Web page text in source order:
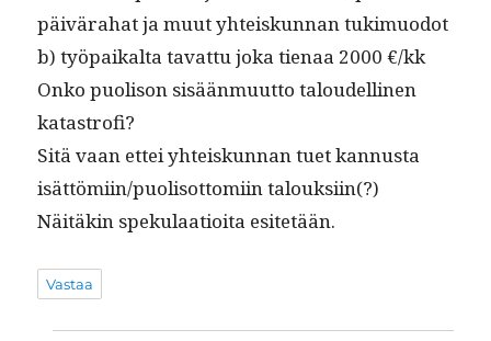
päivära­hat ja muut yhteiskun­nan tukimuodot
b) työ­paikalta tavat­tu joka tien­aa 2000 €/kk
Onko puoli­son sisään­muut­to taloudelli­nen
katastrofi?
Sitä vaan ettei yhteiskun­nan tuet kan­nus­ta
isättömiin/puolisottomiin talouksiin(?)
Näitäkin speku­laa­tioi­ta esitetään.
Vastaa